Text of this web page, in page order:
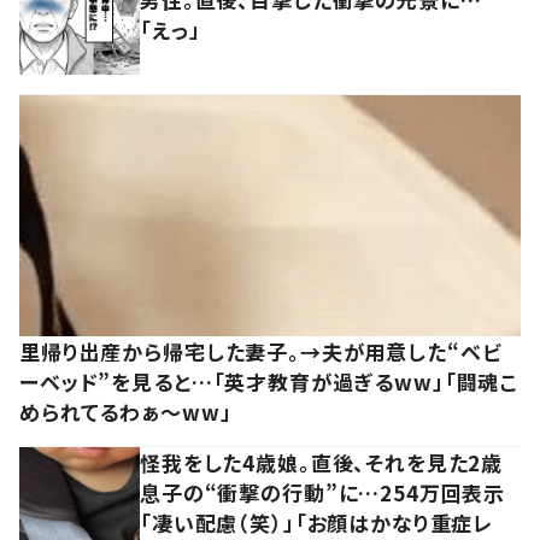
「えっ」
里帰り出産から帰宅した妻子。→夫が用意した“ベビ
ーベッド”を見ると…「英才教育が過ぎるww」「闘魂こ
められてるわぁ～ww」
怪我をした4歳娘。直後、それを見た2歳
息子の“衝撃の行動”に…254万回表示
「凄い配慮（笑）」「お顔はかなり重症レ